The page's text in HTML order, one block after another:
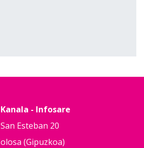
Kanala - Infosare
San Esteban 20
(Gipuzkoa)